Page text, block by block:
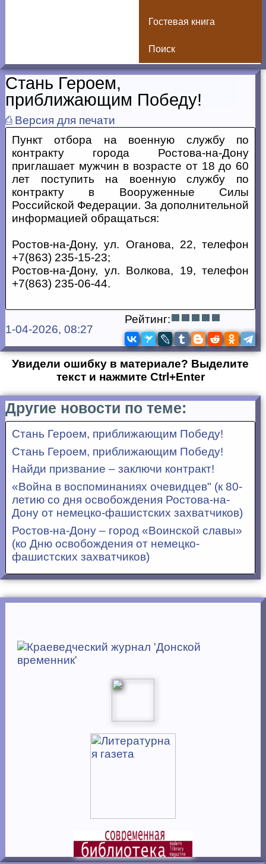
Гостевая книга
Поиск
Стань Героем,
приближающим Победу!
⎙ Версия для печати
Пункт отбора на военную службу по
контракту города Ростова-на-Дону
приглашает мужчин в возрасте от 18 до 60
лет поступить на военную службу по
контракту в Вооруженные Силы
Российской Федерации. За дополнительной
информацией обращаться:
Ростов-на-Дону, ул. Оганова, 22, телефон
+7(863) 235-15-23;
Ростов-на-Дону, ул. Волкова, 19, телефон
+7(863) 235-06-44.
1-04-2026, 08:27
Рейтинг:
Увидели ошибку в материале? Выделите
текст и нажмите Ctrl+Enter
Другие новости по теме:
Стань Героем, приближающим Победу!
Стань Героем, приближающим Победу!
Найди призвание – заключи контракт!
«Война в воспоминаниях очевидцев" (к 80-
летию со дня освобождения Ростова-на-
Дону от немецко-фашистских захватчиков)
Ростов-на-Дону – город «Воинской славы»
(ко Дню освобождения от немецко-
фашистских захватчиков)